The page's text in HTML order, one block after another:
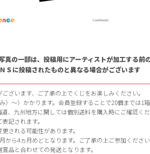
真の一部は、投稿用にアーティストが加工する前
Ｓに投稿されたものと異なる場合がございます
ざいます、ご了承の上でくじをお楽しみください。
）～）かかります。会員登録することで20個までは1
、九州地方に関しては個別送料を購入時にご確認くだ
記されます。
される可能性があります。
から4ヵ月めどとなります。ご了承の上ご参加ください
品と合わせての発送となります。